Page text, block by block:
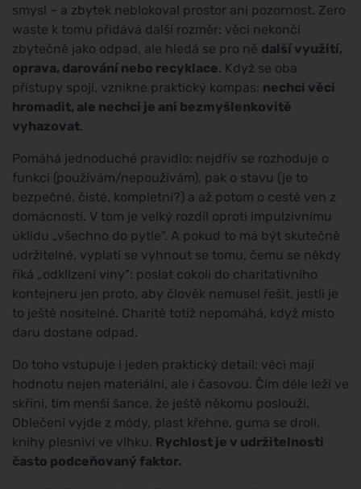
smysl – a zbytek neblokoval prostor ani pozornost. Zero
waste k tomu přidává další rozměr: věci nekončí
zbytečně jako odpad, ale hledá se pro ně další využití,
oprava, darování nebo recyklace. Když se oba
přístupy spojí, vznikne praktický kompas: nechci věci
hromadit, ale nechci je ani bezmyšlenkovitě
vyhazovat.
Pomáhá jednoduché pravidlo: nejdřív se rozhoduje o
funkci (používám/nepoužívám), pak o stavu (je to
bezpečné, čisté, kompletní?) a až potom o cestě ven z
domácnosti. V tom je velký rozdíl oproti impulzivnímu
úklidu „všechno do pytle". A pokud to má být skutečně
udržitelné, vyplatí se vyhnout se tomu, čemu se někdy
říká „odklízení viny": poslat cokoli do charitativního
kontejneru jen proto, aby člověk nemusel řešit, jestli je
to ještě nositelné. Charitě totiž nepomáhá, když místo
daru dostane odpad.
Do toho vstupuje i jeden praktický detail: věci mají
hodnotu nejen materiální, ale i časovou. Čím déle leží ve
skříni, tím menší šance, že ještě někomu poslouží.
Oblečení vyjde z módy, plast křehne, guma se drolí,
knihy plesniví ve vlhku. Rychlost je v udržitelnosti
často podceňovaný faktor.